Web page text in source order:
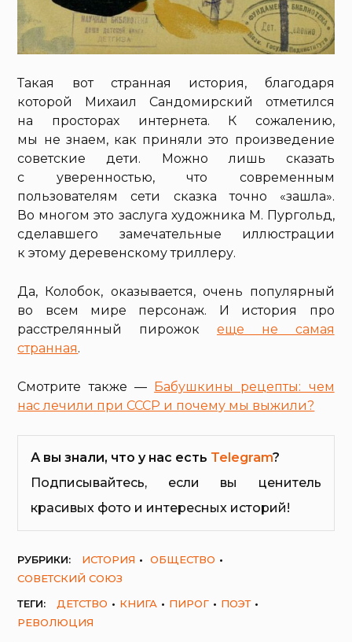
Такая вот странная история, благодаря
которой Михаил Сандомирский отметился
на просторах интернета. К сожалению,
мы не знаем, как приняли это произведение
советские дети. Можно лишь сказать
с уверенностью, что современным
пользователям сети сказка точно «зашла».
Во многом это заслуга художника М. Пургольд,
сделавшего замечательные иллюстрации
к этому деревенскому триллеру.
Да, Колобок, оказывается, очень популярный
во всем мире персонаж. И история про
расстрелянный пирожок еще не самая
странная.
Смотрите также —
Бабушкины рецепты: чем
нас лечили при СССР и почему мы выжили?
А вы знали, что у нас есть Telegram?
Подписывайтесь, если вы ценитель
красивых фото и интересных историй!
РУБРИКИ: ИСТОРИЯ
ОБЩЕСТВО
СОВЕТСКИЙ СОЮЗ
ТЕГИ:
ДЕТСТВО КНИГА ПИРОГ
ПОЭТ
РЕВОЛЮЦИЯ